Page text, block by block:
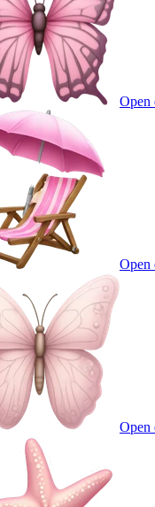
Open
Open
Open